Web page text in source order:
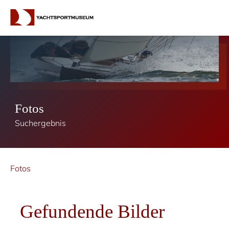
Fotos
Suchergebnis
Fotos
Gefundende Bilder